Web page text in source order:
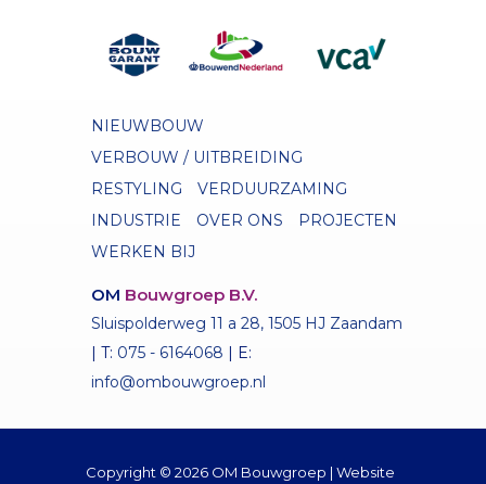
NIEUWBOUW
VERBOUW / UITBREIDING
RESTYLING
VERDUURZAMING
INDUSTRIE
OVER ONS
PROJECTEN
WERKEN BIJ
OM Bouwgroep B.V.
Sluispolderweg 11 a 28, 1505 HJ Zaandam
| T: 075 - 6164068 | E:
info@ombouwgroep.nl
Copyright © 2026 OM Bouwgroep | Website